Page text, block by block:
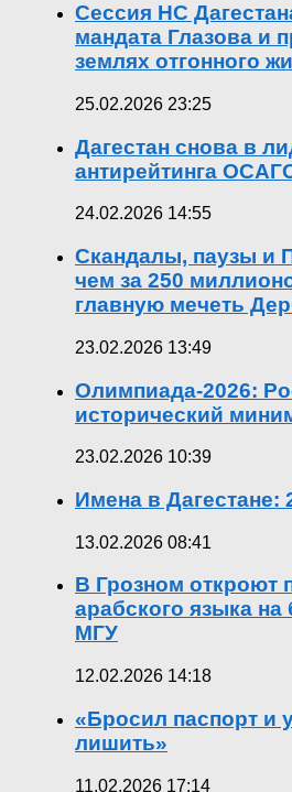
Сессия НС
мандата Глазова и
землях отгонного
25.02.2026 23:25
Дагестан снова в
антирейтинга
24.02.2026 14:55
Скандалы, паузы и
чем за 250
главную мечеть
23.02.2026 13:49
Олимпиада-2026:
исторический
23.02.2026 10:39
Имена в Дагестане:
13.02.2026 08:41
В Грозном откроют
арабского языка
МГУ
12.02.2026 14:18
«Бросил паспорт и
лишить»
11.02.2026 17:14